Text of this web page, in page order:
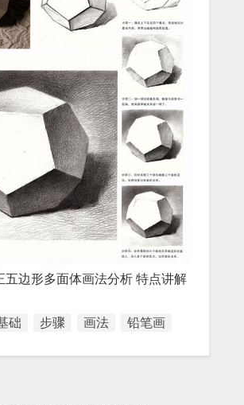
五边形多面体画法分析 特点讲解
础 步骤 画法 铅笔画